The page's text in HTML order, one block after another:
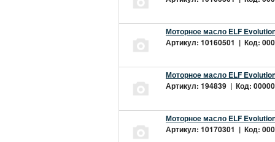
Моторное масло ELF
Артикул: 10160501 | Код:
Моторное масло ELF
Артикул: 194839 | Код:
Моторное масло ELF
Артикул: 10170301 | Код: